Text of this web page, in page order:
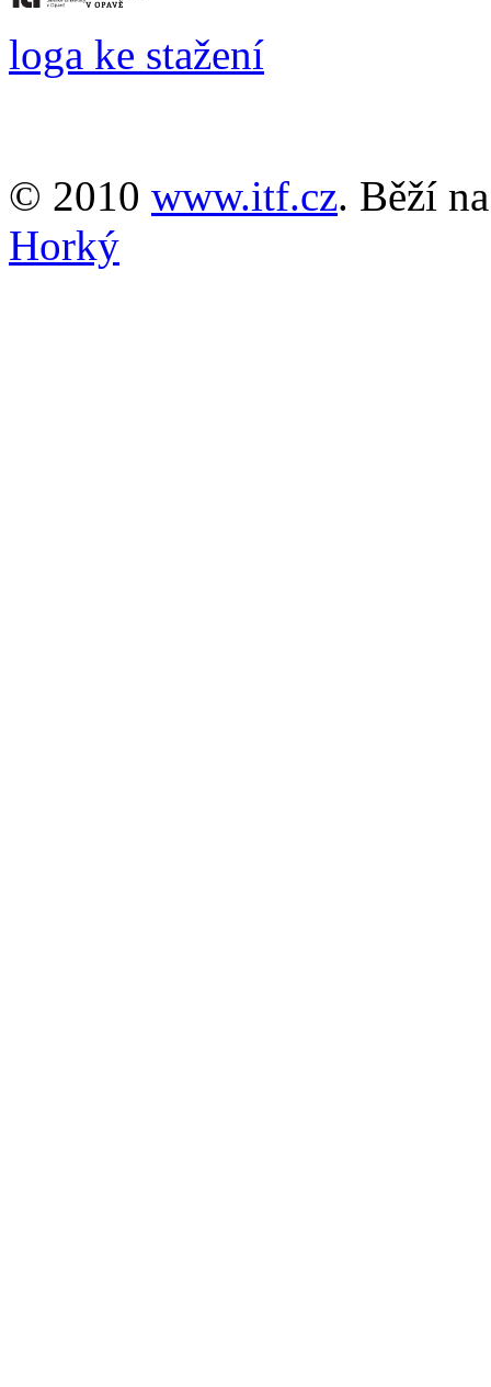
loga ke stažení
© 2010 www.itf.cz. Běží
Horký